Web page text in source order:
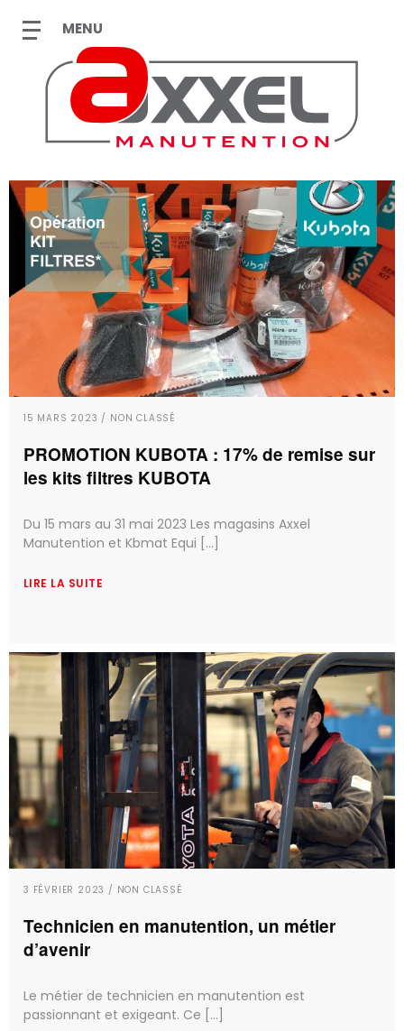
15 MARS 2023 / NON CLASSÉ
PROMOTION KUBOTA : 17% de remise sur
les kits filtres KUBOTA
Du 15 mars au 31 mai 2023 Les magasins Axxel
Manutention et Kbmat Equi [...]
LIRE LA SUITE
3 FÉVRIER 2023 / NON CLASSÉ
Technicien en manutention, un métier
d’avenir
Le métier de technicien en manutention est
passionnant et exigeant. Ce [...]